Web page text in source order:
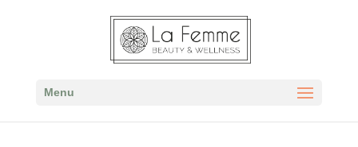
Menu